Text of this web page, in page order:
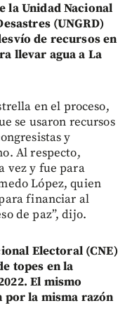
la Unidad Nacional
(UNGRD)
de recursos en
llevar agua a La
en el proceso,
se usaron recursos
y
Al respecto,
vez y fue para
López, quien
financiar al
de paz”, dijo.
Electoral (CNE)
topes en la
El mismo
la misma razón